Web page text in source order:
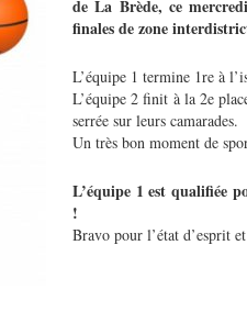
de La Brède, ce
finales de zone
L’équipe 1 termine 1re à
L’équipe 2 finit à la 2e
serrée sur leurs camarades.
Un très bon moment de
L’équipe 1 est qualifiée
!
Bravo pour l’état d’esprit